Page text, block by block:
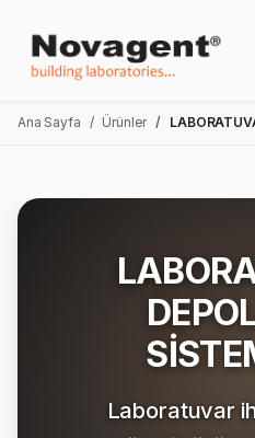
Ana Sayfa Ürünler LABORATUVAR DEPOLAMA
Laboratuvar